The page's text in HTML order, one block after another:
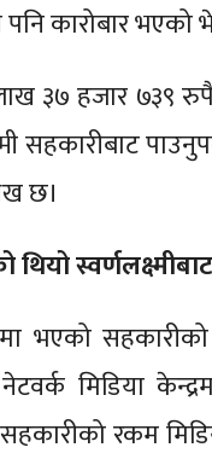
कारोबार भएको
३७ हजार ७३९
सहकारीबाट
छ।
भएको
मिडिया
रकम